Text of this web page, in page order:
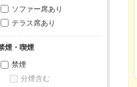
ソファー席あり
テラス席あり
煙・喫煙
禁煙
分煙含む